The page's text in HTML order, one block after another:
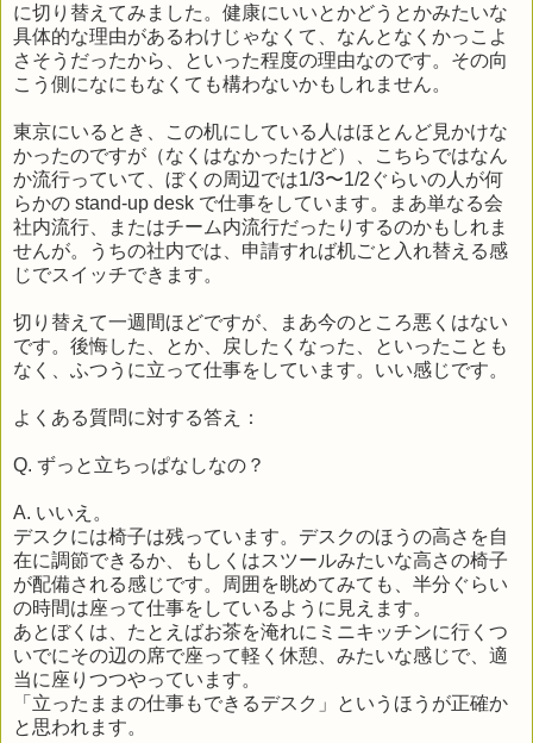
に切り替えてみました。健康にいいとかどうとかみたいな
具体的な理由があるわけじゃなくて、なんとなくかっこよ
さそうだったから、といった程度の理由なのです。その向
こう側になにもなくても構わないかもしれません。
東京にいるとき、この机にしている人はほとんど見かけな
かったのですが（なくはなかったけど）、こちらではなん
か流行っていて、ぼくの周辺では1/3〜1/2ぐらいの人が何
らかの stand-up desk で仕事をしています。まあ単なる会
社内流行、またはチーム内流行だったりするのかもしれま
せんが。うちの社内では、申請すれば机ごと入れ替える感
じでスイッチできます。
切り替えて一週間ほどですが、まあ今のところ悪くはない
です。後悔した、とか、戻したくなった、といったことも
なく、ふつうに立って仕事をしています。いい感じです。
よくある質問に対する答え：
Q. ずっと立ちっぱなしなの？
A. いいえ。
デスクには椅子は残っています。デスクのほうの高さを自
在に調節できるか、もしくはスツールみたいな高さの椅子
が配備される感じです。周囲を眺めてみても、半分ぐらい
の時間は座って仕事をしているように見えます。
あとぼくは、たとえばお茶を淹れにミニキッチンに行くつ
いでにその辺の席で座って軽く休憩、みたいな感じで、適
当に座りつつやっています。
「立ったままの仕事もできるデスク」というほうが正確か
と思われます。